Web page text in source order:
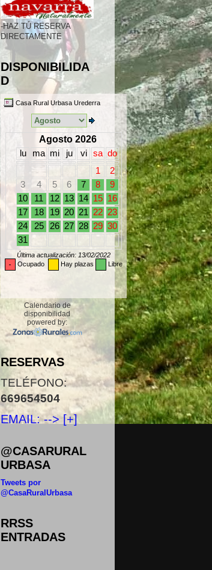
-HAZ TÚ RESERVA
DIRECTAMENTE
DISPONIBILIDA
D
Calendario de
disponibilidad
powered by:
RESERVAS
TELÉFONO:
669654504
EMAIL: --> [+]
@CASARURAL
URBASA
Tweets por
@CasaRuralUrbasa
RRSS
ENTRADAS